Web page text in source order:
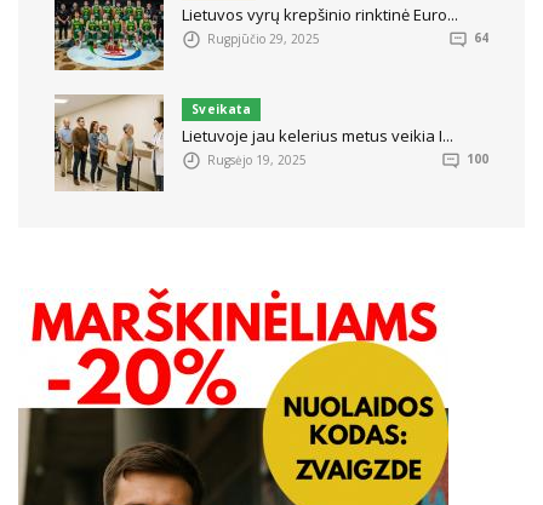
Lietuvos vyrų krepšinio rinktinė Euro...
Rugpjūčio 29, 2025 64
Sveikata
Lietuvoje jau kelerius metus veikia I...
Rugsėjo 19, 2025 100